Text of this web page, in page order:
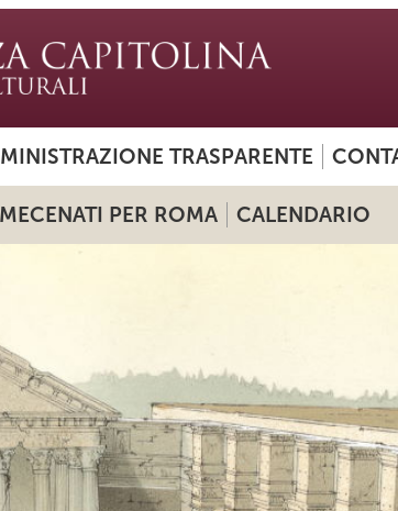
TRASPARENTE
MECENATI PER ROMA CALENDARIO